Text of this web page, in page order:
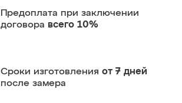
Предоплата при заключении
договора всего 10%
Сроки изготовления от 7 дней
после замера